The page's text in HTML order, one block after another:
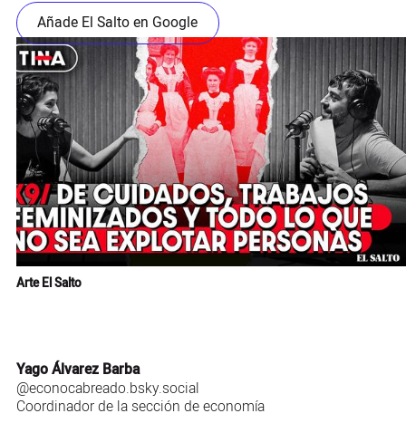
Añade El Salto en Google
Arte El Salto
Yago Álvarez Barba
@econocabreado.bsky.social
Coordinador de la sección de economía